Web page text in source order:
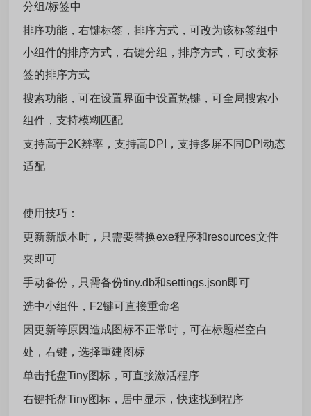
分组/标签中
排序功能，右键标签，排序方式，可改为该标签组中
小组件的排序方式，右键分组，排序方式，可改变标
签的排序方式
搜索功能，可在设置界面中设置热键，可全局搜索小
组件，支持模糊匹配
支持高于2K辨率，支持高DPI，支持多屏不同DPI动态
适配
使用技巧：
更新新版本时，只需要替换exe程序和resources文件
夹即可
手动备份，只需备份tiny.db和settings.json即可
选中小组件，F2键可直接重命名
因更新等原因造成图标不正常时，可在标题栏空白
处，右键，选择重建图标
单击托盘Tiny图标，可直接激活程序
右键托盘Tiny图标，居中显示，快速找到程序